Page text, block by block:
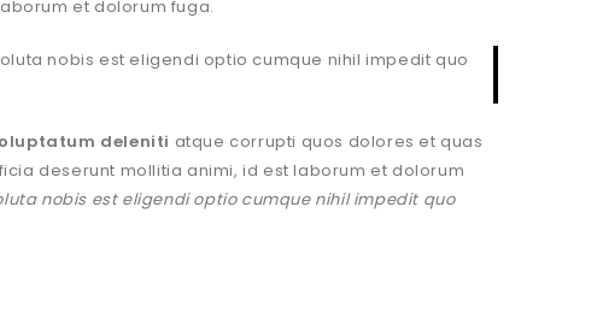
et dolorum fuga.
nobis est eligendi optio cumque nihil impedit quo
deleniti atque corrupti quos dolores et quas
deserunt mollitia animi, id est laborum et dolorum
nobis est eligendi optio cumque nihil impedit quo